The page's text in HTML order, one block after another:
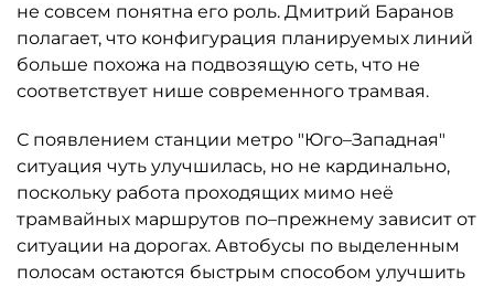
не совсем понятна его роль. Дмитрий Баранов
полагает, что конфигурация планируемых линий
больше похожа на подвозящую сеть, что не
соответствует нише современного трамвая.
С появлением станции метро "Юго–Западная"
ситуация чуть улучшилась, но не кардинально,
поскольку работа проходящих мимо неё
трамвайных маршрутов по–прежнему зависит от
ситуации на дорогах. Автобусы по выделенным
полосам остаются быстрым способом улучшить